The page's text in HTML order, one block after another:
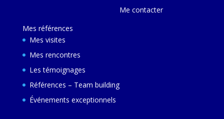
Mes références
Mes visites
Mes rencontres
Les témoignages
Références – Team building
Événements exceptionnels
Me contacter